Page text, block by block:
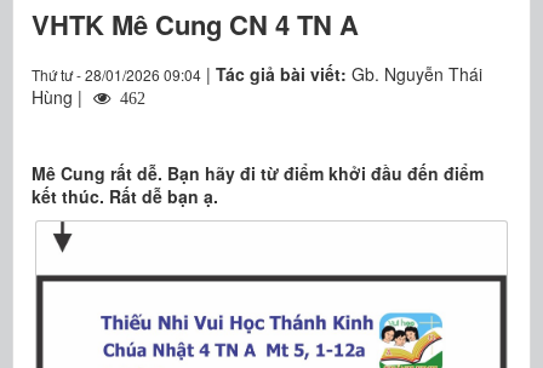
THƯ GIÃN
VHTK Mê Cung CN 4 TN A
Thứ tư - 28/01/2026 09:04 | Tác giả bài viết: Gb. Nguyễn Thái
Hùng |
462
Mê Cung rất dễ. Bạn hãy đi từ điểm khởi đầu đến điểm
kết thúc. Rất dễ bạn ạ.